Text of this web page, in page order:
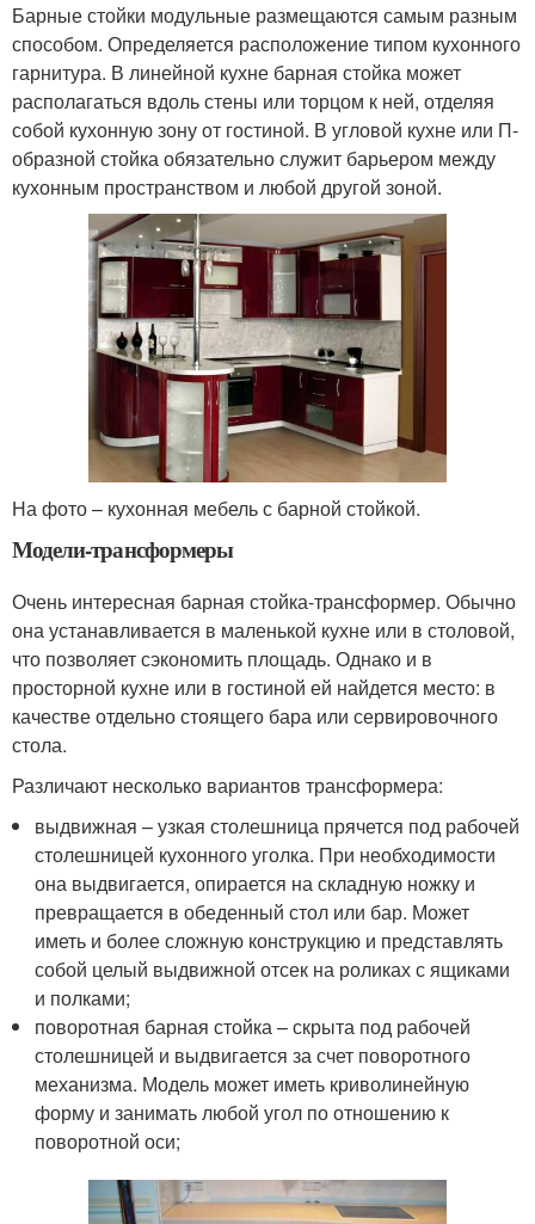
Барные стойки модульные размещаются самым разным
способом. Определяется расположение типом кухонного
гарнитура. В линейной кухне барная стойка может
располагаться вдоль стены или торцом к ней, отделяя
собой кухонную зону от гостиной. В угловой кухне или П-
образной стойка обязательно служит барьером между
кухонным пространством и любой другой зоной.
На фото – кухонная мебель с барной стойкой.
Модели-трансформеры
Очень интересная барная стойка-трансформер. Обычно
она устанавливается в маленькой кухне или в столовой,
что позволяет сэкономить площадь. Однако и в
просторной кухне или в гостиной ей найдется место: в
качестве отдельно стоящего бара или сервировочного
стола.
Различают несколько вариантов трансформера:
выдвижная – узкая столешница прячется под рабочей
столешницей кухонного уголка. При необходимости
она выдвигается, опирается на складную ножку и
превращается в обеденный стол или бар. Может
иметь и более сложную конструкцию и представлять
собой целый выдвижной отсек на роликах с ящиками
и полками;
поворотная барная стойка – скрыта под рабочей
столешницей и выдвигается за счет поворотного
механизма. Модель может иметь криволинейную
форму и занимать любой угол по отношению к
поворотной оси;